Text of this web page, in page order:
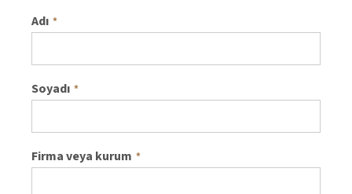
Adı *
Soyadı *
Firma veya kurum *